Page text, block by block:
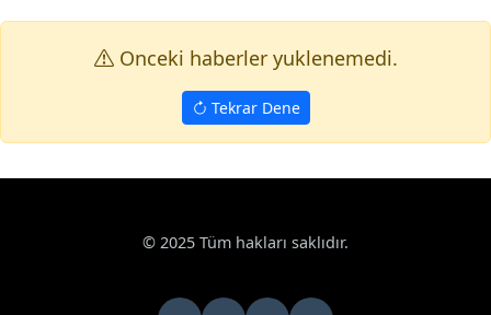
Onceki haberler yuklenemedi.
Tekrar Dene
© 2025 Tüm hakları saklıdır.